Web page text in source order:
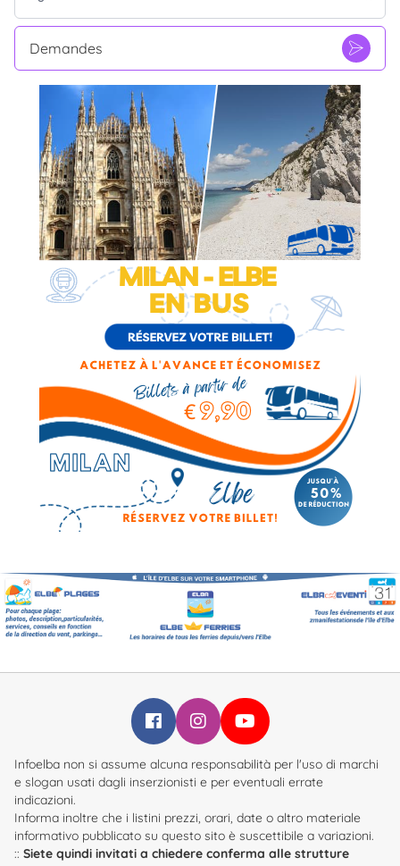
Demandes
Infoelba su Facebook
Infoelba su Instagram
Infoelba su YouTube
Infoelba non si assume alcuna responsabilità per l'uso di marchi
e slogan usati dagli inserzionisti e per eventuali errate
indicazioni.
Informa inoltre che i listini prezzi, orari, date o altro materiale
informativo pubblicato su questo sito è suscettibile a variazioni.
:: Siete quindi invitati a chiedere conferma alle strutture